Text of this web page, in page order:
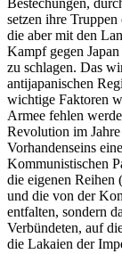
Bestechungen,
setzen ihre
die aber mit den
Kampf gegen
zu schlagen. Das
antijapanischen
wichtige Faktoren
Armee fehlen
Revolution im
Vorhandenseins
Kommunistischen
die eigenen
und die von der
entfalten, sondern
Verbündeten, auf
die Lakaien der